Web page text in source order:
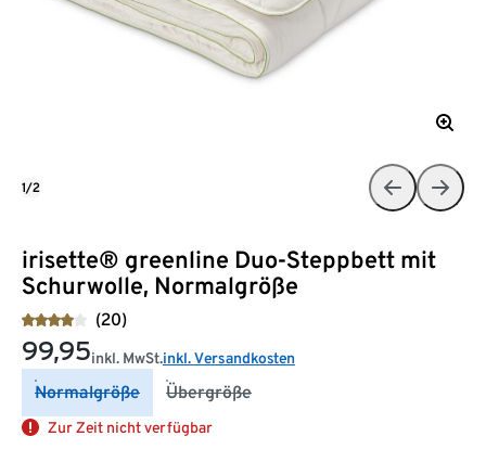
irisette® greenline Duo-Steppbett mit
Schurwolle, Normalgröße
(20)
99,95inkl. MwSt.inkl. Versandkosten
Normalgröße Übergröße
Zur Zeit nicht verfügbar
1/2